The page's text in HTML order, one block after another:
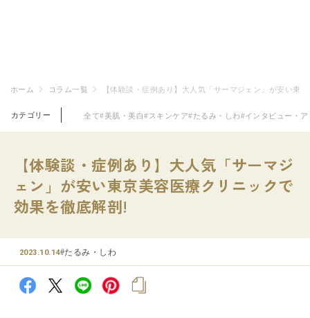
ホーム コラム一覧 【体験談・症例あり】大人気「サーマジェン」が安い東
カテゴリー 全て#美肌・美白#スキンケア#たるみ・しわ#インタビュー・
【体験談・症例あり】大人気「サーマジ
ェン」が安い東京美容医療クリニックで
効果を徹底解剖!
2023.10.14#たるみ・しわ